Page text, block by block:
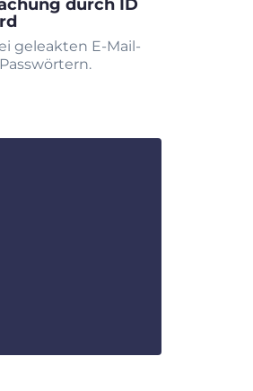
durch ID
geleakten E-Mail-